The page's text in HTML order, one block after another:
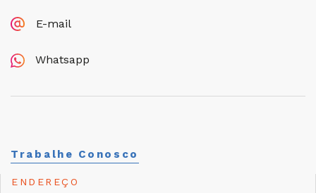
E-mail
Whatsapp
Trabalhe Conosco
ENDEREÇO